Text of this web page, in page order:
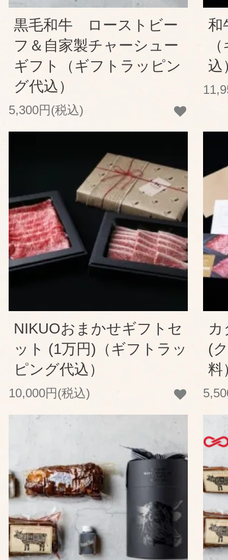
黒毛和牛 ローストビー
フ＆自家製チャーシュー
ギフト（ギフトラッピン
グ代込）
5,300円(税込)
和
込
NIKUOおまかせギフトセ
ット (1万円)（ギフトラッ
ピング代込）
10,000円(税込)
(
料